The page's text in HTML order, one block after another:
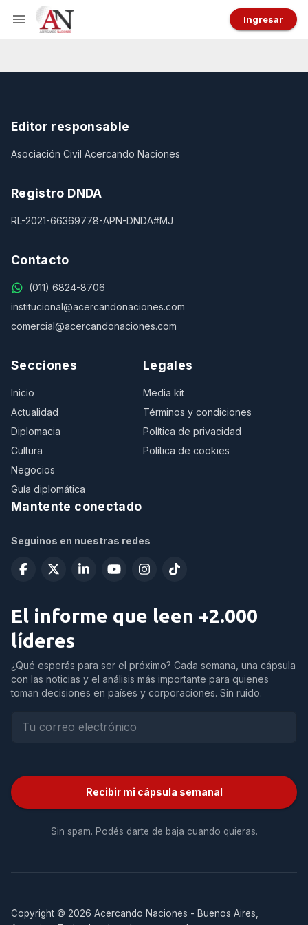
Ingresar
Editor responsable
Asociación Civil Acercando Naciones
Registro DNDA
RL-2021-66369778-APN-DNDA#MJ
Contacto
(011) 6824-8706
institucional@acercandonaciones.com
comercial@acercandonaciones.com
Secciones
Inicio
Actualidad
Diplomacia
Cultura
Negocios
Guía diplomática
Legales
Media kit
Términos y condiciones
Política de privacidad
Política de cookies
Mantente conectado
Seguinos en nuestras redes
El informe que leen +2.000
líderes
¿Qué esperás para ser el próximo? Cada semana, una cápsula
con las noticias y el análisis más importante para quienes
toman decisiones en países y corporaciones. Sin ruido.
Recibir mi cápsula semanal
Sin spam. Podés darte de baja cuando quieras.
Copyright © 2026 Acercando Naciones - Buenos Aires,